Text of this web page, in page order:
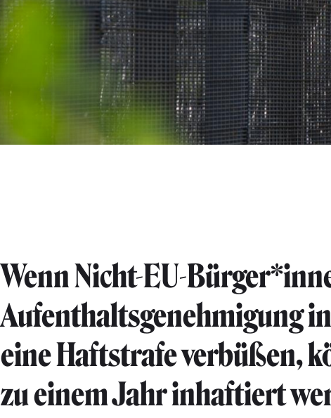
Wenn Nicht-EU-
Aufenthaltsgenehmigung
eine Haftstrafe verbüßen,
zu einem Jahr inhaftiert